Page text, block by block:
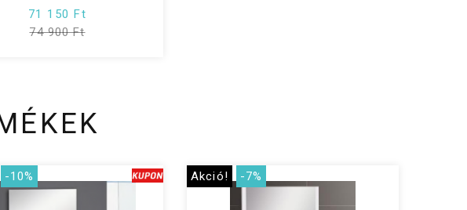
71 150 Ft
74 900 Ft
-10% Akció! -7%